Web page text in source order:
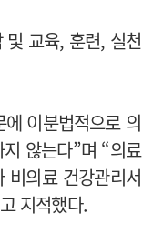
및 교육, 훈련, 실천
이분법적으로 의
않는다”며 “의료
비의료 건강관리서
지적했다.